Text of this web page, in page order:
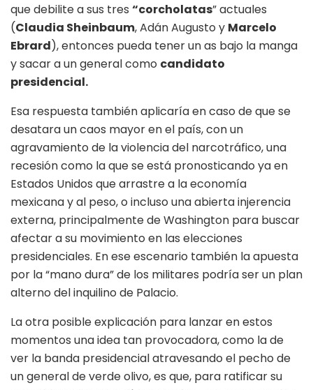
que debilite a sus tres “corcholatas” actuales
(Claudia Sheinbaum, Adán Augusto y Marcelo
Ebrard), entonces pueda tener un as bajo la manga
y sacar a un general como candidato
presidencial.
Esa respuesta también aplicaría en caso de que se
desatara un caos mayor en el país, con un
agravamiento de la violencia del narcotráfico, una
recesión como la que se está pronosticando ya en
Estados Unidos que arrastre a la economía
mexicana y al peso, o incluso una abierta injerencia
externa, principalmente de Washington para buscar
afectar a su movimiento en las elecciones
presidenciales. En ese escenario también la apuesta
por la “mano dura” de los militares podría ser un plan
alterno del inquilino de Palacio.
La otra posible explicación para lanzar en estos
momentos una idea tan provocadora, como la de
ver la banda presidencial atravesando el pecho de
un general de verde olivo, es que, para ratificar su